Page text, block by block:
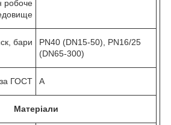
робоче
бари
PN40 (DN15-50), PN16/25
(DN65-300)
за ГОСТ А
Матеріали